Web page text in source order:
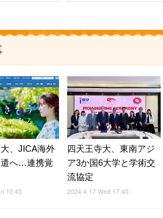
、JICA海外
へ…連携覚
10:45
四天王寺大、東南アジ
ア3か国6大学と学術交
流協定
2024.4.17 Wed 17:45